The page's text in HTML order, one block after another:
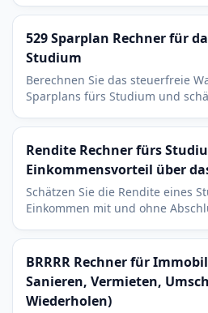
529 Sparplan Rechner für
Studium
Berechnen Sie das steuerfreie
Sparplans fürs Studium und
Rendite Rechner fürs
Einkommensvorteil über
Schätzen Sie die Rendite eines
Einkommen mit und ohne
BRRRR Rechner für
Sanieren, Vermieten,
Wiederholen)